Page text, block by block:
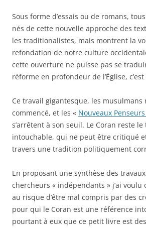
Sous forme d’essais ou de romans,
nés de cette nouvelle approche des
les traditionalistes, mais montrent la
refondation de notre culture
cette ouverture ne puisse pas se
réforme en profondeur de l’Église,
Ce travail gigantesque, les musulmans
commencé, et les « Nouveaux Penseurs
s’arrêtent à son seuil. Le Coran reste le
intouchable, qui ne peut être critiqué
travers une tradition politiquement
En proposant une synthèse des
chercheurs « indépendants » j’ai voulu
au risque d’être mal compris par des
pour qui le Coran est une référence
pourtant à eux que ce petit livre est